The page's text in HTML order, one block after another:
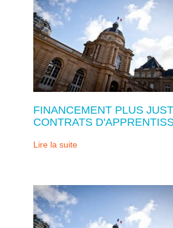
FINANCEMENT PLUS
CONTRATS
Lire la suite